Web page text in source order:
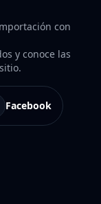
con
y conoce las
Facebook